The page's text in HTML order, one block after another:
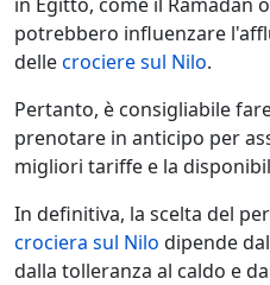
potrebbero influenzare
dellecrociere sul Nilo.
Pertanto, è consigliabile
prenotare in anticipo per
migliori tariffe e la
In definitiva, la scelta del
crociera sul Nilo dipende
dalla tolleranza al caldo e